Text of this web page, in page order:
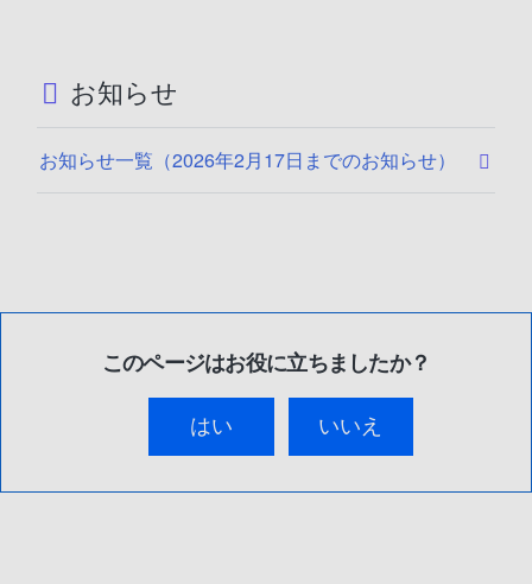
お知らせ
お知らせ一覧（2026年2月17日までのお知らせ）
このページはお役に立ちましたか？
はい いいえ